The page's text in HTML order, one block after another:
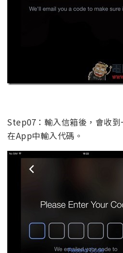
Step07：輸入信箱後，會收到
在App中輸入代碼。